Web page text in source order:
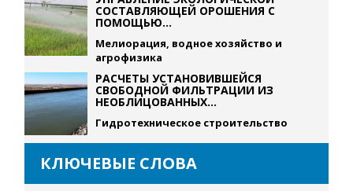
СОСТАВЛЯЮЩЕЙ ОРОШЕНИЯ С
ПОМОЩЬЮ...
Мелиорация, водное хозяйство и
агрофизика
РАСЧЕТЫ УСТАНОВИВШЕЙСЯ
СВОБОДНОЙ ФИЛЬТРАЦИИ ИЗ
НЕОБЛИЦОВАННЫХ...
Гидротехническое строительство
КЛЮЧЕВЫЕ СЛОВА